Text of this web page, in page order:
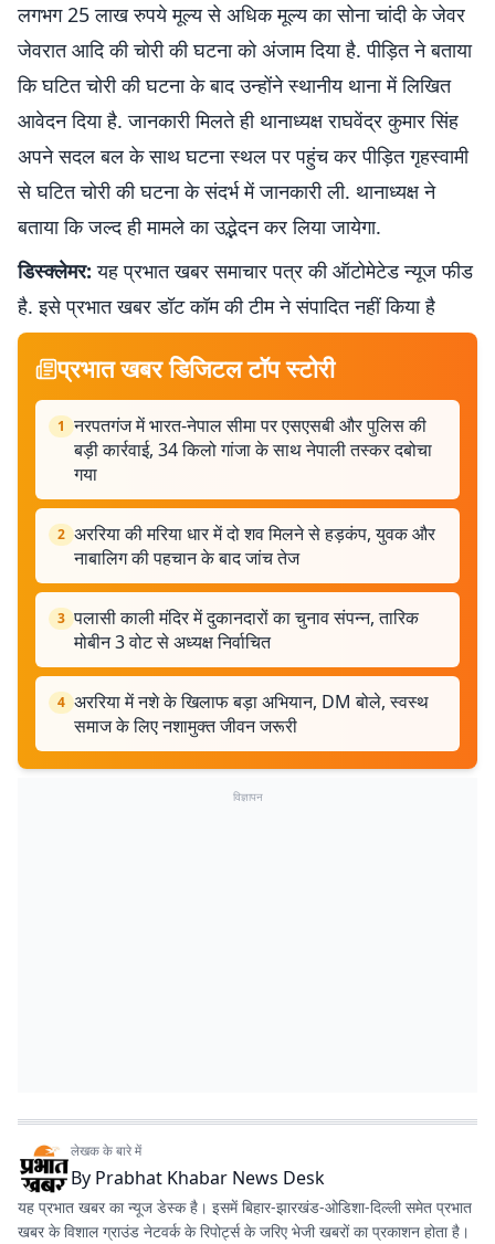
लगभग 25 लाख रुपये मूल्य से अधिक मूल्य का सोना चांदी के जेवर
जेवरात आदि की चोरी की घटना को अंजाम दिया है. पीड़ित ने बताया
कि घटित चोरी की घटना के बाद उन्होंने स्थानीय थाना में लिखित
आवेदन दिया है. जानकारी मिलते ही थानाध्यक्ष राघवेंद्र कुमार सिंह
अपने सदल बल के साथ घटना स्थल पर पहुंच कर पीड़ित गृहस्वामी
से घटित चोरी की घटना के संदर्भ में जानकारी ली. थानाध्यक्ष ने
बताया कि जल्द ही मामले का उद्भेदन कर लिया जायेगा.
डिस्क्लेमर: यह प्रभात खबर समाचार पत्र की ऑटोमेटेड न्यूज फीड
है. इसे प्रभात खबर डॉट कॉम की टीम ने संपादित नहीं किया है
प्रभात खबर डिजिटल टॉप स्टोरी
1 नरपतगंज में भारत-नेपाल सीमा पर एसएसबी और पुलिस की
बड़ी कार्रवाई, 34 किलो गांजा के साथ नेपाली तस्कर दबोचा
गया
2 अररिया की मरिया धार में दो शव मिलने से हड़कंप, युवक और
नाबालिग की पहचान के बाद जांच तेज
3 पलासी काली मंदिर में दुकानदारों का चुनाव संपन्न, तारिक
मोबीन 3 वोट से अध्यक्ष निर्वाचित
4 अररिया में नशे के खिलाफ बड़ा अभियान, DM बोले, स्वस्थ
समाज के लिए नशामुक्त जीवन जरूरी
विज्ञापन
लेखक के बारे में
By Prabhat Khabar News Desk
यह प्रभात खबर का न्यूज डेस्क है। इसमें बिहार-झारखंड-ओडिशा-दिल्‍ली समेत प्रभात
खबर के विशाल ग्राउंड नेटवर्क के रिपोर्ट्स के जरिए भेजी खबरों का प्रकाशन होता है।